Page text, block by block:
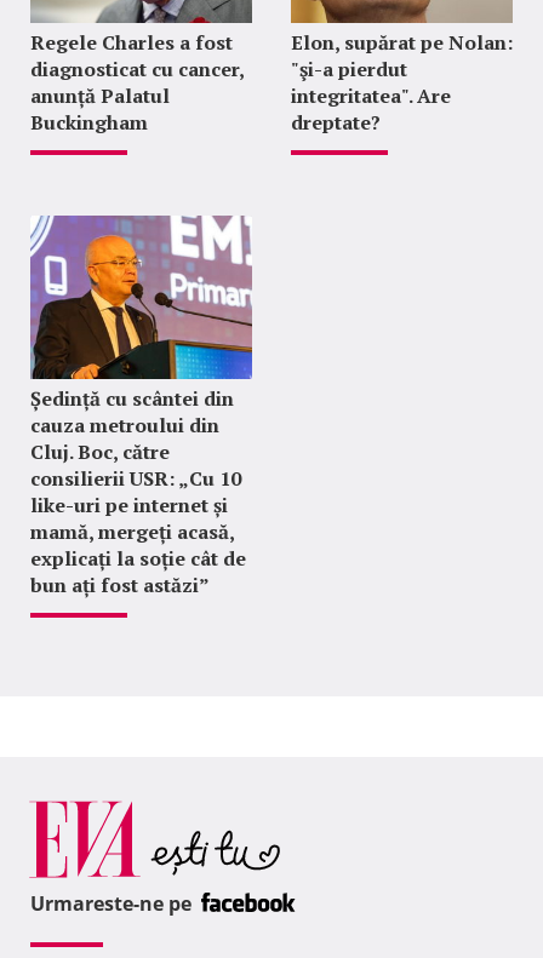
Regele Charles a fost
diagnosticat cu cancer,
anunță Palatul
Buckingham
Elon, supărat pe Nolan:
"şi-a pierdut
integritatea". Are
dreptate?
Ședință cu scântei din
cauza metroului din
Cluj. Boc, către
consilierii USR: „Cu 10
like-uri pe internet și
mamă, mergeți acasă,
explicați la soție cât de
bun ați fost astăzi”
Urmareste-ne pe